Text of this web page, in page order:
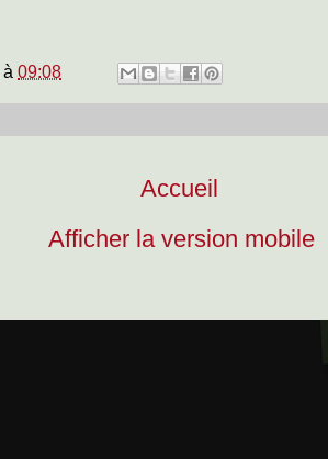
à 09:08
Accueil
Afficher la version mobile